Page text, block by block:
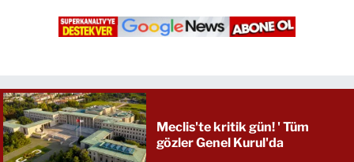
Meclis'te kritik gün! ' Tüm
gözler Genel Kurul'da